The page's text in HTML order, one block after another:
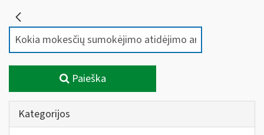
Paieška
Kategorijos